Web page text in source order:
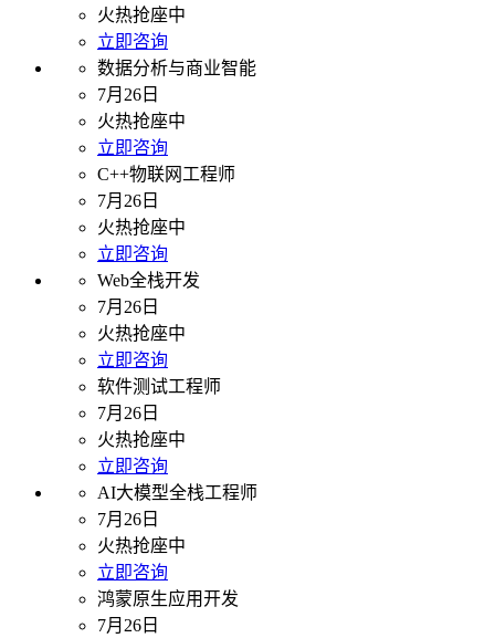
火热抢座中
立即咨询
数据分析与商业智能
7月26日
火热抢座中
立即咨询
C++物联网工程师
7月26日
火热抢座中
立即咨询
Web全栈开发
7月26日
火热抢座中
立即咨询
软件测试工程师
7月26日
火热抢座中
立即咨询
AI大模型全栈工程师
7月26日
火热抢座中
立即咨询
鸿蒙原生应用开发
7月26日